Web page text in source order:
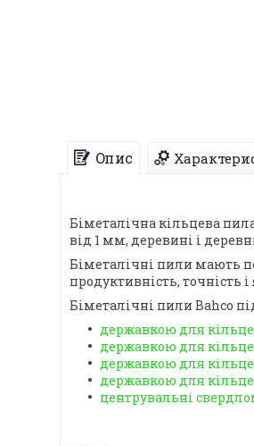
Опис
Біметалічна кільцева
від 1 мм, деревині і
Біметалічні пили мають
продуктивність, точність
Біметалічні пили Bahco
державкою для
державкою для
державкою для
державкою для
центрувальні